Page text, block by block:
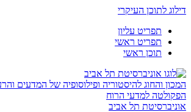
דילוג לתוכן העיקרי
תפריט עליון
תפריט ראשי
תוכן ראשי
המכון והחוג להיסטוריה ופילוסופיה של המדעים
הפקולטה למדעי הרוח
אוניברסיטת תל אביב